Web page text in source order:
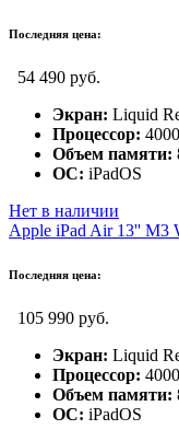
Последняя цена:
54 490 руб.
Экран: Liquid
Процессор:
Объем памяти:
ОС: iPadOS
Нет в наличии
Apple iPad Air 13'' M3
Последняя цена:
105 990 руб.
Экран: Liquid
Процессор:
Объем памяти:
ОС: iPadOS